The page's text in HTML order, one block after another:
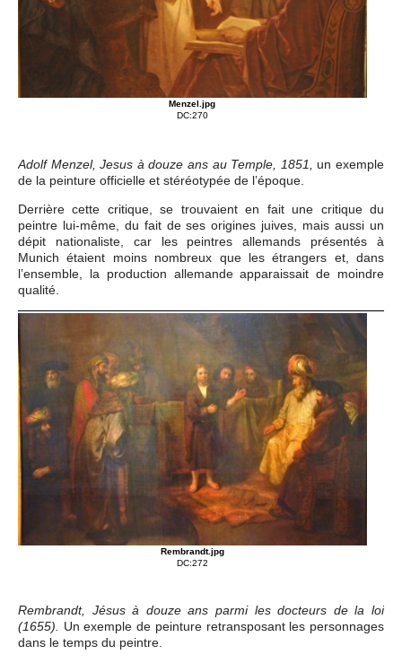
Menzel.jpg
DC:270
Adolf Menzel, Jesus à douze ans au Temple, 1851,
un exemple
de la peinture officielle et stéréotypée de l’époque.
Derrière cette critique, se trouvaient en fait une critique du
peintre lui-même, du fait de ses origines juives, mais aussi un
dépit nationaliste, car les peintres allemands présentés à
Munich étaient moins nombreux que les étrangers et, dans
l’ensemble, la production allemande apparaissait de moindre
qualité.
Rembrandt.jpg
DC:272
Rembrandt, Jésus à douze ans parmi les docteurs de la loi
(1655). Un exemple de peinture retransposant les personnages
dans le temps du peintre.